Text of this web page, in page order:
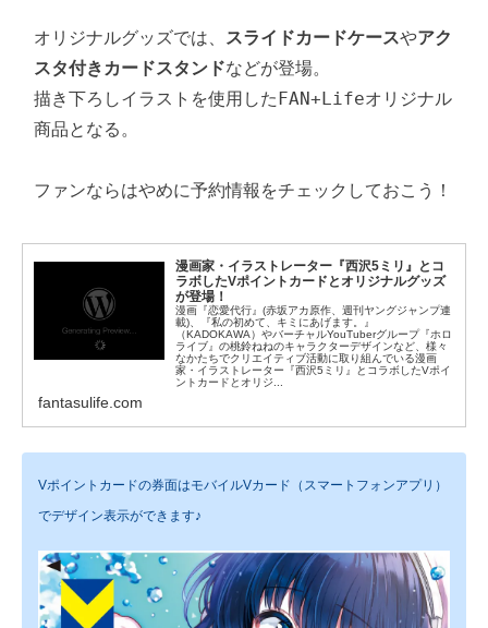
オリジナルグッズでは、 スライドカードケースやアク
スタ付きカードスタンドなどが登場。
描き下ろしイラストを使用したFAN+Lifeオリジナル
商品となる。
ファンならはやめに予約情報をチェックしておこう！
漫画家・イラストレーター『西沢5ミリ』とコ
ラボしたVポイントカードとオリジナルグッズ
が登場！
漫画『恋愛代行』(赤坂アカ原作、週刊ヤングジャンプ連
載)、『私の初めて、キミにあげます。』
（KADOKAWA）やバーチャルYouTuberグループ『ホロ
ライブ』の桃鈴ねねのキャラクターデザインなど、様々
なかたちでクリエイティブ活動に取り組んでいる漫画
家・イラストレーター『西沢5ミリ』とコラボしたVポイ
ントカードとオリジ...
fantasulife.com
Vポイントカードの券面はモバイルVカード（スマートフォンアプリ）
でデザイン表示ができます♪